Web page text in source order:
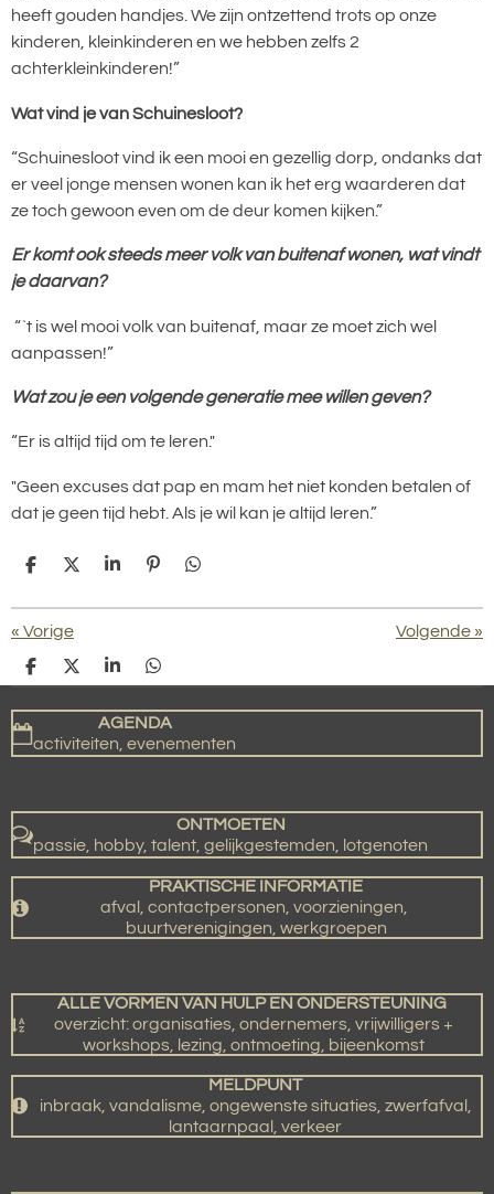
heeft gouden handjes. We zijn ontzettend trots op onze
kinderen, kleinkinderen en we hebben zelfs 2
achterkleinkinderen!”
Wat vind je van Schuinesloot?
“Schuinesloot vind ik een mooi en gezellig dorp, ondanks dat
er veel jonge mensen wonen kan ik het erg waarderen dat
ze toch gewoon even om de deur komen kijken.”
Er komt ook steeds meer volk van buitenaf wonen, wat vindt
je daarvan?
“`t is wel mooi volk van buitenaf, maar ze moet zich wel
aanpassen!”
Wat zou je een volgende generatie mee willen geven?
“Er is altijd tijd om te leren."
"Geen excuses dat pap en mam het niet konden betalen of
dat je geen tijd hebt. Als je wil kan je altijd leren.”
D
l
e
D
e
l
S
a
P
n
n
D
l
« Vorige Volgende »
D
l
e
n
D
e
S
a
r
e
D
l
e
n
AGENDA
activiteiten, evenementen
ONTMOETEN
passie, hobby, talent, gelijkgestemden, lotgenoten
PRAKTISCHE INFORMATIE
afval, contactpersonen, voorzieningen,
buurtverenigingen, werkgroepen
ALLE VORMEN VAN HULP EN ONDERSTEUNING
overzicht: organisaties, ondernemers, vrijwilligers +
workshops, lezing, ontmoeting, bijeenkomst
MELDPUNT
inbraak, vandalisme, ongewenste situaties, zwerfafval,
lantaarnpaal, verkeer